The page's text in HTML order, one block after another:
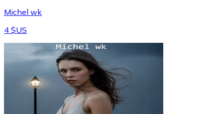
Michel wk
4 $US